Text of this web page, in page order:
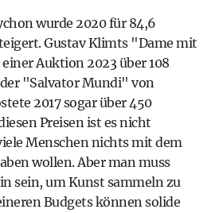
wurde 2020 für 84,6
Gustav Klimts "Dame mit
Auktion 2023 über 108
"Salvator Mundi" von
2017 sogar über 450
Preisen ist es nicht
Menschen nichts mit dem
wollen. Aber man muss
sein, um Kunst sammeln zu
Budgets können solide